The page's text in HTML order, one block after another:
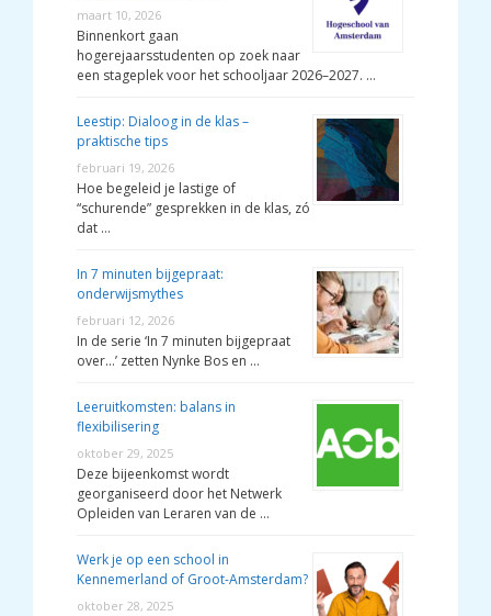
maart 10, 2026
Binnenkort gaan
hogerejaarsstudenten op zoek naar
een stageplek voor het schooljaar 2026–2027. …
Leestip: Dialoog in de klas –
praktische tips
februari 19, 2026
Hoe begeleid je lastige of
“schurende” gesprekken in de klas, zó
dat …
In 7 minuten bijgepraat:
onderwijsmythes
februari 12, 2026
In de serie ‘In 7 minuten bijgepraat
over…’ zetten Nynke Bos en …
Leeruitkomsten: balans in
flexibilisering
oktober 29, 2025
Deze bijeenkomst wordt
georganiseerd door het Netwerk
Opleiden van Leraren van de …
Werk je op een school in
Kennemerland of Groot-Amsterdam?
oktober 28, 2025